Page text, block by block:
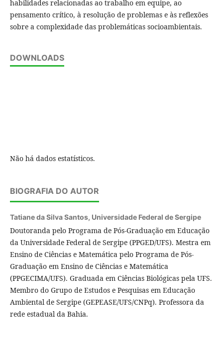
habilidades relacionadas ao trabalho em equipe, ao
pensamento crítico, à resolução de problemas e às reflexões
sobre a complexidade das problemáticas socioambientais.
DOWNLOADS
Não há dados estatísticos.
BIOGRAFIA DO AUTOR
Tatiane da Silva Santos, Universidade Federal de Sergipe
Doutoranda pelo Programa de Pós-Graduação em Educação
da Universidade Federal de Sergipe (PPGED/UFS). Mestra em
Ensino de Ciências e Matemática pelo Programa de Pós-
Graduação em Ensino de Ciências e Matemática
(PPGECIMA/UFS). Graduada em Ciências Biológicas pela UFS.
Membro do Grupo de Estudos e Pesquisas em Educação
Ambiental de Sergipe (GEPEASE/UFS/CNPq). Professora da
rede estadual da Bahia.